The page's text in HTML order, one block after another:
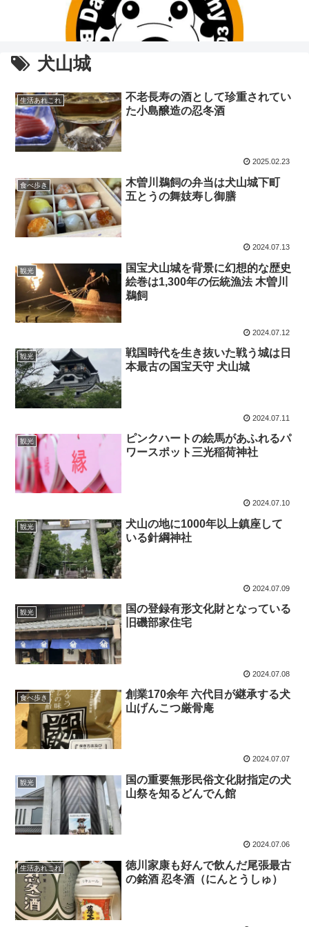
犬山城
生活あれこれ
不老長寿の酒として珍重されてい
た小島醸造の忍冬酒
2025.02.23
食べ歩き
木曽川鵜飼の弁当は犬山城下町
五とうの舞妓寿し御膳
2024.07.13
観光
国宝犬山城を背景に幻想的な歴史
絵巻は1,300年の伝統漁法 木曽川
鵜飼
2024.07.12
観光
戦国時代を生き抜いた戦う城は日
本最古の国宝天守 犬山城
2024.07.11
観光
ピンクハートの絵馬があふれるパ
ワースポット三光稲荷神社
2024.07.10
観光
犬山の地に1000年以上鎮座して
いる針綱神社
2024.07.09
観光
国の登録有形文化財となっている
旧磯部家住宅
2024.07.08
食べ歩き
創業170余年 六代目が継承する犬
山げんこつ厳骨庵
2024.07.07
観光
国の重要無形民俗文化財指定の犬
山祭を知るどんでん館
2024.07.06
生活あれこれ
徳川家康も好んで飲んだ尾張最古
の銘酒 忍冬酒（にんとうしゅ）